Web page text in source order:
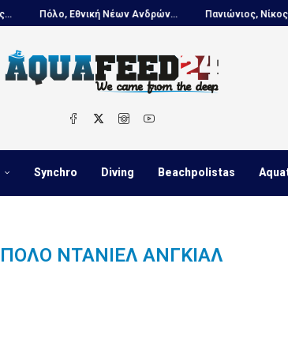
Πόλο, Εθνική Νέων Ανδρών... Πανιώνιος, Νίκος
Synchro Diving Beachpolistas
ΠΌΛΟ ΝΤΆΝΙΕΛ ΑΝΓΚΙΑΛ